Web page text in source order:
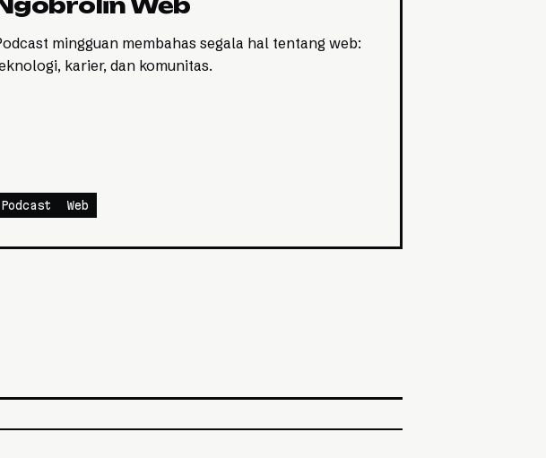
Web
mingguan membahas segala hal tentang web:
karier, dan komunitas.
Podcast Web